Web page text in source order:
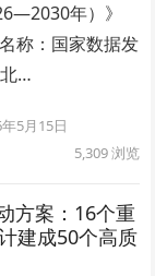
年）》
称：国家数据发
…
5月15日
5,309浏览
方案：16个重
建成50个高质